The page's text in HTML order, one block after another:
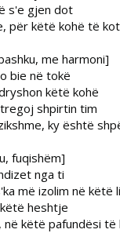
s'e gjen dot
për këtë kohë të
me harmoni]
bie në tokë
këtë kohë
shpirtin tim
ky është
fuqishëm]
nga ti
më izolim në këtë
heshtje
këtë pafundësi të